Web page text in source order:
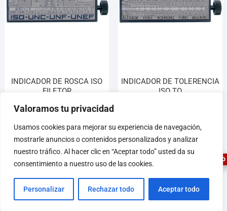
Valoramos tu privacidad
Usamos cookies para mejorar su experiencia de navegación,
mostrarle anuncios o contenidos personalizados y analizar
nuestro tráfico. Al hacer clic en “Aceptar todo” usted da su
consentimiento a nuestro uso de las cookies.
Personalizar Rechazar todo Aceptar todo
INDICADOR DE ROSCA ISO
FILETOR
152,94€
Añadir al carrito
INDICADOR DE TOLERENCIA
ISO TO
Añadir al carrito
ASESOR FERRETERO